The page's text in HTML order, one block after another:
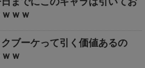
ｗｗ
クブーケって引く価値あるの
ｗ